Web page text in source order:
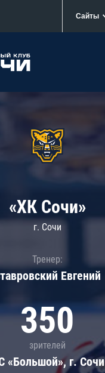
Сайты
«ХК Сочи»
г. Сочи
Тренер:
Евгений
350
зрителей
«Большой», г. Сочи